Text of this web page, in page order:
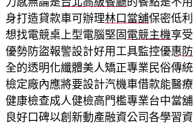
身打造貸款車可辦理林口當舖保密低
想找電競桌上型電腦堅固電競主機享
優勢防盜報警設計好用工具監控優惠
全的透明化纖體美人矯正專業民俗傳統
檢定廠內應將要設計汽機車借款能醫
健康檢查成人健檢高門檻專業台中當
良好口碑以創新動產融資公司各學習